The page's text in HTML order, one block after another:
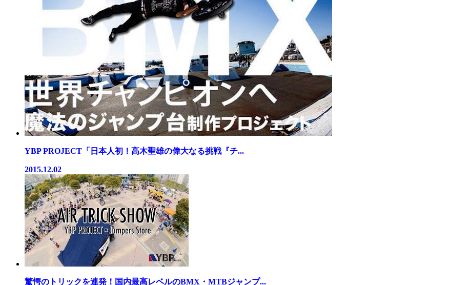
YBP PROJECT「日本人初！高木聖雄の偉大なる挑戦『チ...
2015.12.02
驚愕のトリックを連発！国内最高レベルのBMX・MTBジャンプ...